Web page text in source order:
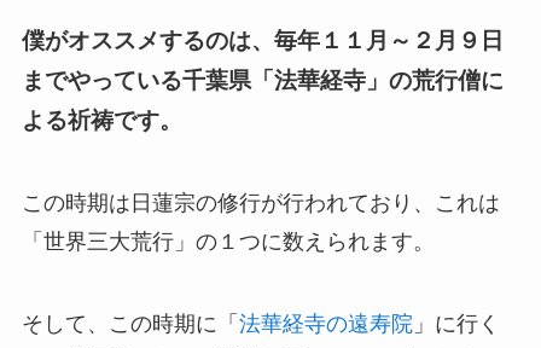
僕がオススメするのは、毎年１１月～２月９日
までやっている千葉県「法華経寺」の荒行僧に
よる祈祷です。
この時期は日蓮宗の修行が行われており、これは
「世界三大荒行」の１つに数えられます。
そして、この時期に「 法華経寺の遠寿院」に行く